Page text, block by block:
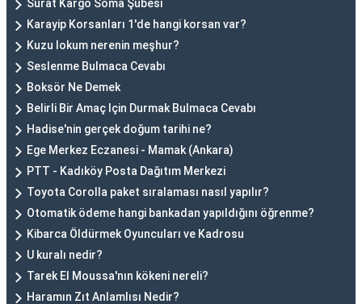
Sürat Kargo Soma Şubesi
Karayip Korsanları 1'de hangi korsan var?
Kuzu lokum nerenin meşhur?
Seslenme Bulmaca Cevabı
Boksör Ne Demek
Belirli Bir Amaç Için Durmak Bulmaca Cevabı
Hadise'nin gerçek doğum tarihi ne?
Ege Merkez Eczanesi - Mamak (Ankara)
PTT - Kadıköy Posta Dağıtım Merkezi
Toyota Corolla paket sıralaması nasıl yapılır?
Otomatik ödeme hangi bankadan yapıldığını öğrenme?
Kibarca Öldürmek Oyuncuları ve Kadrosu
U kuralı nedir?
Tarek El Moussa'nın kökeni nereli?
Haramın Zıt Anlamlısı Nedir?